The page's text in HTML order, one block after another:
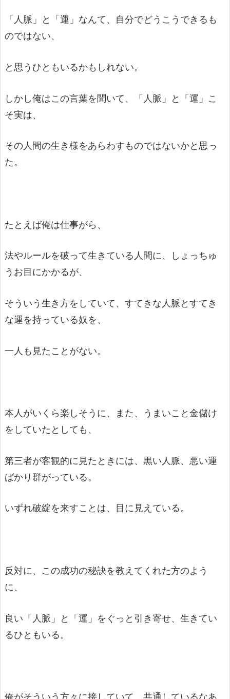
「人脈」と「運」なんて、自分でどうこうできるも
のではない、
と思うひともいるかもしれない。
しかし俺はこの言葉を聞いて、「人脈」と「運」こ
そ実は、
その人間の生き様をあらわすものではないかと思っ
た。
たとえば俺は仕事がら、
法やルールを破って生きている人間に、しょっちゅ
うお目にかかるが、
そういう生き方をしていて、すてきな人脈とすてき
な運を持っている奴を、
一人も見たことがない。
本人がいくら楽しそうに、また、うまいこと金儲け
をしていたとしても、
第三者が客観的に見たときには、黒い人脈、悪い運
ばかり群がっている。
いずれ破綻を来すことは、目に見えている。
反対に、この成功の秘訣を教えてくれた方のよう
に、
良い「人脈」と「運」をぐっと引き寄せ、生きてい
るひともいる。
俺がそういう方々に接していて、共通しているなあ